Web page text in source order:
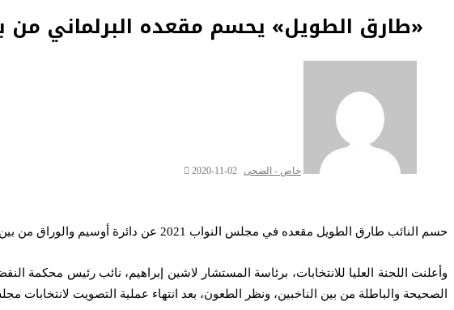
«طارق الطويل» يحسم مقعده البرلماني من بين 61 مرشحًا في «أوسيم
خاص - الضحى 2020-11-02
حسم النائب طارق الطويل مقعده في مجلس النواب 2021 عن دائرة أوسيم والوراق من بين 61 مرشحا فرديا كانوا يتنافسون بالدائرة
وأعلنت اللجنة العليا للانتخابات، برئاسة المستشار لاشين إبراهيم، نائب رئيس محكمة
الصحيحة والباطلة من بين الناخبين، ونظر الطعون، بعد انتهاء عملية التصويت لانتخابات مجلس النواب 2020 بالمرحلة الأولى، وتحديد الفائزين في الجولة الأولى وكذلك المرشحين الذين